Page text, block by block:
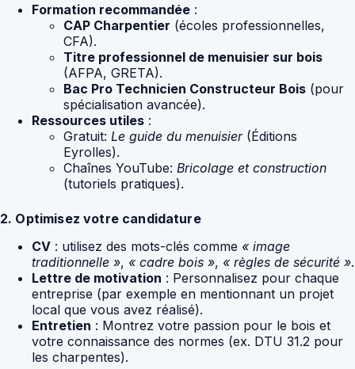
Formation recommandée :
CAP Charpentier (écoles professionnelles,
CFA).
Titre professionnel de menuisier sur bois
(AFPA, GRETA).
Bac Pro Technicien Constructeur Bois (pour
spécialisation avancée).
Ressources utiles :
Gratuit: Le guide du menuisier(Éditions
Eyrolles).
Chaînes YouTube: Bricolage et construction
(tutoriels pratiques).
2. Optimisez votre candidature
CV : utilisez des mots-clés comme « image
traditionnelle », « cadre bois », « règles de sécurité ».
Lettre de motivation : Personnalisez pour chaque
entreprise (par exemple en mentionnant un projet
local que vous avez réalisé).
Entretien : Montrez votre passion pour le bois et
votre connaissance des normes (ex. DTU 31.2 pour
les charpentes).